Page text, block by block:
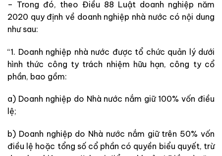
– Trong đó, theo Điều 88 Luật doanh nghiệp năm
2020 quy định về doanh nghiệp nhà nước có nội dung
như sau:
“1. Doanh nghiệp nhà nước được tổ chức quản lý dưới
hình thức công ty trách nhiệm hữu hạn, công ty cổ
phần, bao gồm:
a) Doanh nghiệp do Nhà nước nắm giữ 100% vốn điều
lệ;
b) Doanh nghiệp do Nhà nước nắm giữ trên 50% vốn
điều lệ hoặc tổng số cổ phần có quyền biểu quyết, trừ